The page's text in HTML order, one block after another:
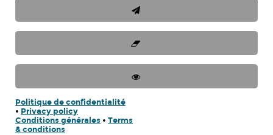
Politique de confidentialité
• Privacy policy
Conditions générales • Terms
& conditions